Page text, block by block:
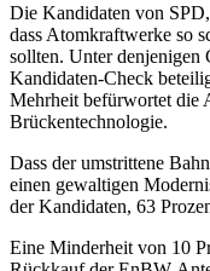
Die Kandidaten von
dass Atomkraftwerke so
sollten. Unter
Kandidaten-Check
Mehrheit befürwortet die
Brückentechnologie.
Dass der umstrittene
einen gewaltigen
der Kandidaten, 63
Eine Minderheit von 10